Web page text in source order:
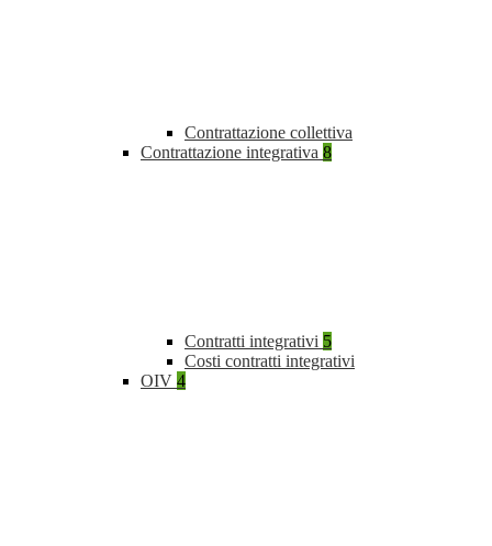
Contrattazione collettiva
Contrattazione integrativa 8
Contratti integrativi 5
Costi contratti integrativi
OIV 4